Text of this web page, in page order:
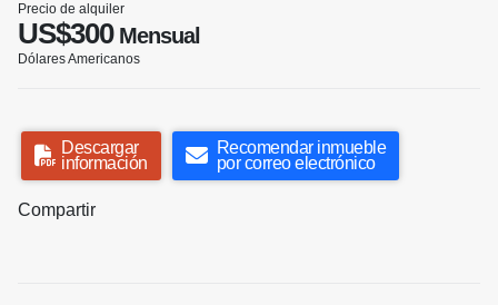
Precio de alquiler
US$300Mensual
Dólares Americanos
Descargar
información
Recomendar inmueble
por correo electrónico
Compartir